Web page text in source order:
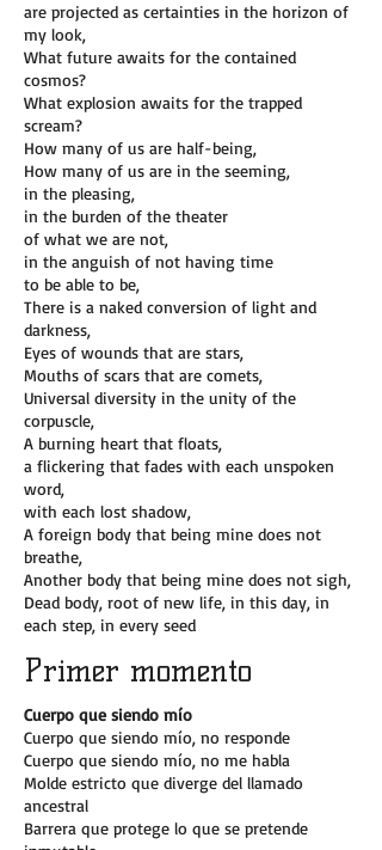
are projected as certainties in the horizon of
my look,
What future awaits for the contained
cosmos?
What explosion awaits for the trapped
scream?
How many of us are half-being,
How many of us are in the seeming,
in the pleasing,
in the burden of the theater
of what we are not,
in the anguish of not having time
to be able to be,
There is a naked conversion of light and
darkness,
Eyes of wounds that are stars,
Mouths of scars that are comets,
Universal diversity in the unity of the
corpuscle,
A burning heart that floats,
a flickering that fades with each unspoken
word,
with each lost shadow,
A foreign body that being mine does not
breathe,
Another body that being mine does not sigh,
Dead body, root of new life, in this day, in
each step, in every seed
Primer momento
Cuerpo que siendo mío
Cuerpo que siendo mío, no responde
Cuerpo que siendo mío, no me habla
Molde estricto que diverge del llamado
ancestral
Barrera que protege lo que se pretende